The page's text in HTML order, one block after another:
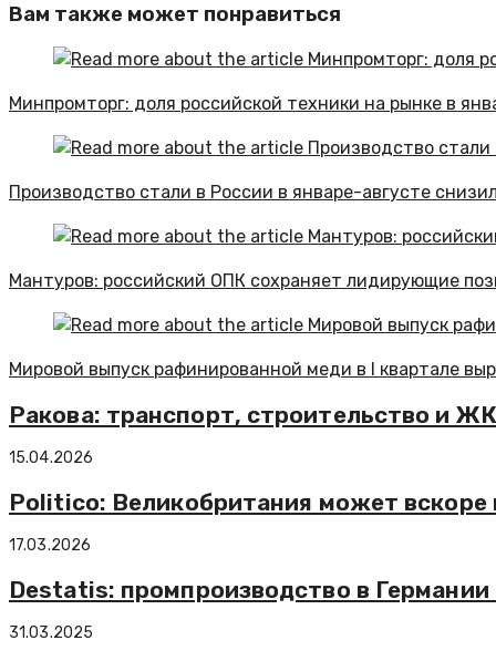
Вам также может понравиться
Минпромторг: доля российской техники на рынке в
Производство стали в России в январе-августе
Мантуров: российский ОПК сохраняет лидирующие
Мировой выпуск рафинированной меди в I квартале
Ракова: транспорт, строительство и
15.04.2026
Politico: Великобритания может вскоре
17.03.2026
Destatis: промпроизводство в Германии
31.03.2025